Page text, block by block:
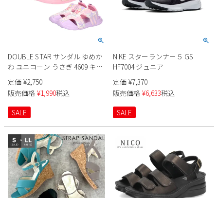
DOUBLE STAR サンダル ゆめか
わ ユニコーン うさぎ 4609 キッ
ズ
定価 ¥2,750
販売価格 ¥1,990税込
SALE
NIKE スターランナー５ GS
HF7004 ジュニア
定価 ¥7,370
販売価格 ¥6,633税込
SALE